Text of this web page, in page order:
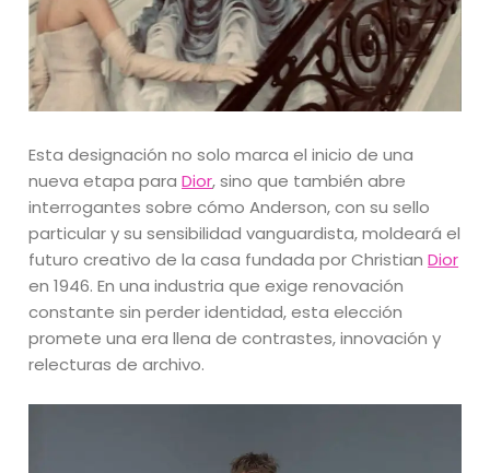
Esta designación no solo marca el inicio de una
nueva etapa paraDior, sino que también abre
interrogantes sobre cómo Anderson, con su sello
particular y su sensibilidad vanguardista, moldeará el
futuro creativo de la casa fundada por ChristianDior
en 1946. En una industria que exige renovación
constante sin perder identidad, esta elección
promete una era llena de contrastes, innovación y
relecturas de archivo.